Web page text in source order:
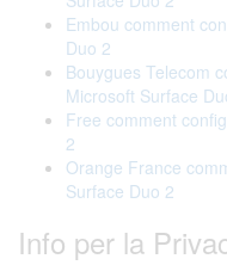
Embou comment
Duo 2
Bouygues Telecom
Microsoft Surface
Free comment
2
Orange France
Surface Duo 2
Info per la